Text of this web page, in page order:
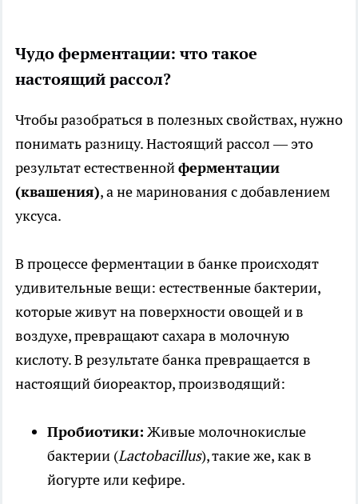
Чудо ферментации: что такое
настоящий рассол?
Чтобы разобраться в полезных свойствах, нужно
понимать разницу. Настоящий рассол — это
результат естественнойферментации
(квашения), а не маринования с добавлением
уксуса.
В процессе ферментации в банке происходят
удивительные вещи: естественные бактерии,
которые живут на поверхности овощей и в
воздухе, превращают сахара в молочную
кислоту. В результате банка превращается в
настоящий биореактор, производящий:
Пробиотики: Живые молочнокислые
бактерии (Lactobacillus), такие же, как в
йогурте или кефире.